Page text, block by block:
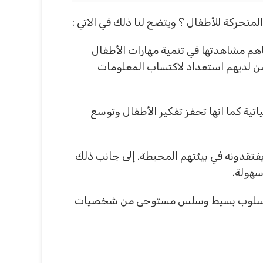
مشاهدتها في تنمية مهارات الأطفال
استعداد لاكتساب المعلومات
كما انها تحفز تفكير الأطفال وتوسع
في بيئتهم المحيطة. إلى جانب ذلك
بأسلوب بسيط وسلس مستوحى من شخصيات